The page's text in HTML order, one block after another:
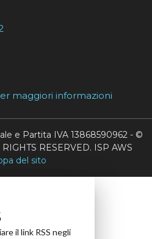
maggiori informazioni
e Partita IVA 13868590962 - ©
RESERVED. ISP AWS
del sito
il link RSS negli